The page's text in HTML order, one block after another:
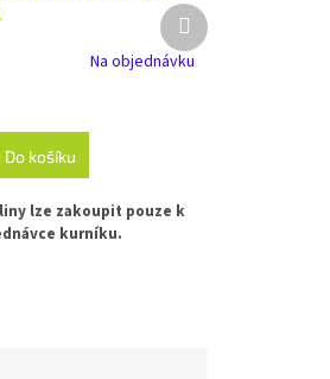
Na objednávku
Do košíku
lze zakoupit pouze k
kurníku.
Další
produkt